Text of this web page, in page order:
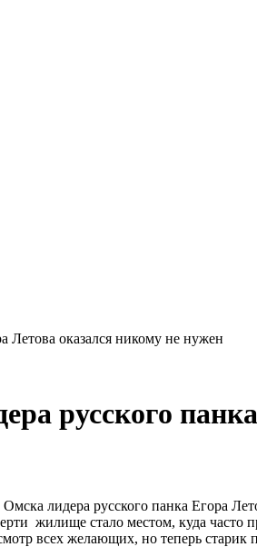
Летова оказался никому не нужен
русского
лидера русского панка Егора
жилище стало местом, куда
всех желающих, но теперь старик